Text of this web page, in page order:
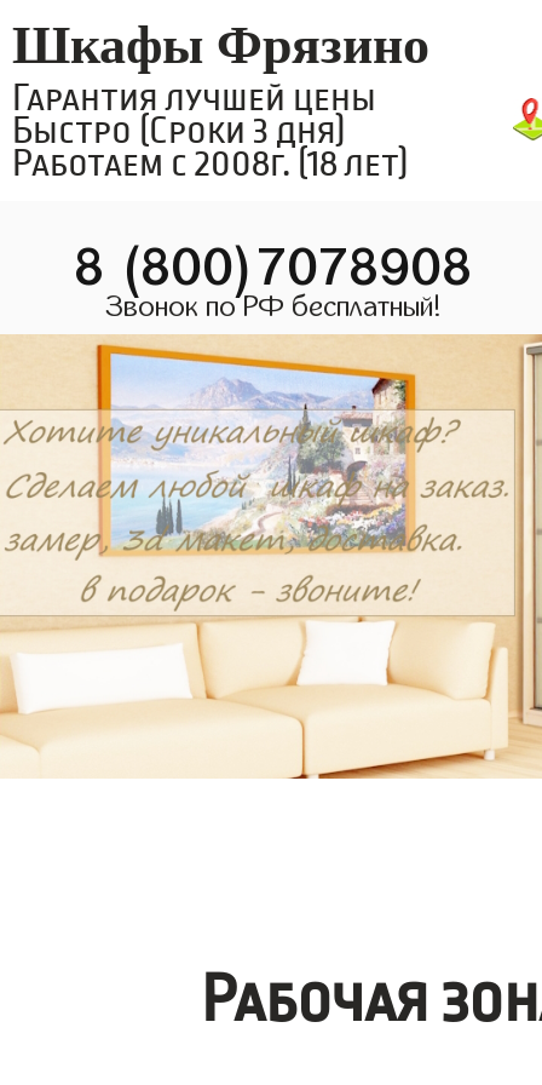
Шкафы Фрязино
Гарантия лучшей цены
Быстро (Сроки 3 дня)
Работаем с 2008г. (18 лет)
8 (800)7078908
Звонок по РФ бесплатный!
Рабочая